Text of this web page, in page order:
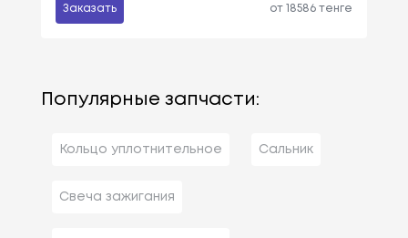
Заказать от 18586 тенге
Популярные запчасти:
Кольцо уплотнительное Сальник
Свеча зажигания